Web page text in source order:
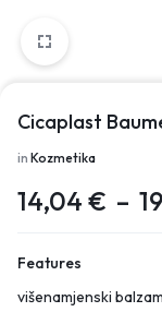
Cicaplast
in Kozmetika
14,04 € –
Features
višenamjenski